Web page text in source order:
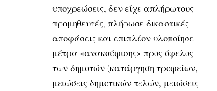
υποχρεώσεις, δεν είχε απλήρωτους
προμηθευτές, πλήρωσε δικαστικές
αποφάσεις και επιπλέον υλοποίησε
μέτρα «ανακούφισης» προς όφελος
των δημοτών (κατάργηση τροφείων,
μειώσεις δημοτικών τελών, μειώσεις